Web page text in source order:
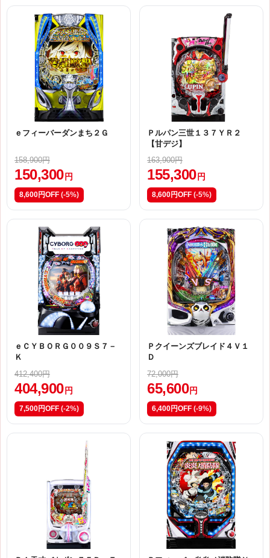
ｅフィーバーダンまち２Ｇ
158,900円
150,300 円
8,600円OFF (-5%)
Ｐルパン三世１３７ＹＲ２
【甘デジ】
163,900円
155,300 円
8,600円OFF (-5%)
ｅＣＹＢＯＲＧ００９Ｓ７－
Ｋ
412,400円
404,900円
7,500円OFF (-2%)
Ｐクイーンズブレイド４Ｖ１
Ｄ
72,000円
65,600円
6,400円OFF (-9%)